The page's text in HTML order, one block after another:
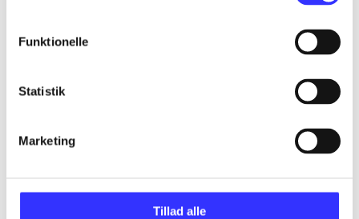
Funktionelle
Statistik
Marketing
Tillad alle